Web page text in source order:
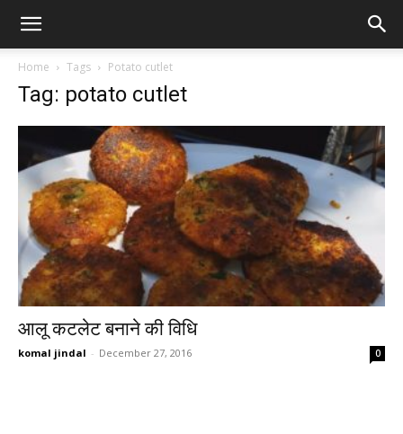
Home Tags Potato cutlet
Tag: potato cutlet
आलू कटलेट बनाने की विधि
komal jindal - December 27, 2016 0